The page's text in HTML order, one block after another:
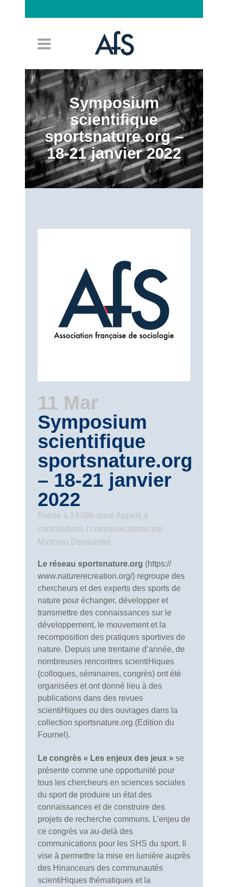
Symposium
scientifique
sportsnature.org –
18-21 janvier 2022
11 Mar
Symposium
scientifique
sportsnature.org
– 18-21 janvier
2022
Publié à 14:06h dans Appels à
contributions / communications par
Matthieu Delalandre
Le réseau sportsnature.org (https://
www.naturerecreation.org/) regroupe des
chercheurs et des experts des sports de
nature pour échanger, développer et
transmettre des connaissances sur le
développement, le mouvement et la
recomposition des pratiques sportives de
nature. Depuis une trentaine d’année, de
nombreuses rencontres scientiHiques
(colloques, séminaires, congrès) ont été
organisées et ont donné lieu à des
publications dans des revues
scientiHiques ou des ouvrages dans la
collection sportsnature.org (Edition du
Fournel).
Le congrès « Les enjeux des jeux » se
présente comme une opportunité pour
tous les chercheurs en sciences sociales
du sport de produire un état des
connaissances et de construire des
projets de recherche communs. L’enjeu de
ce congrès va au-delà des
communications pour les SHS du sport. Il
vise à permettre la mise en lumière auprès
des Hinanceurs des communautés
scientiHiques thématiques et la